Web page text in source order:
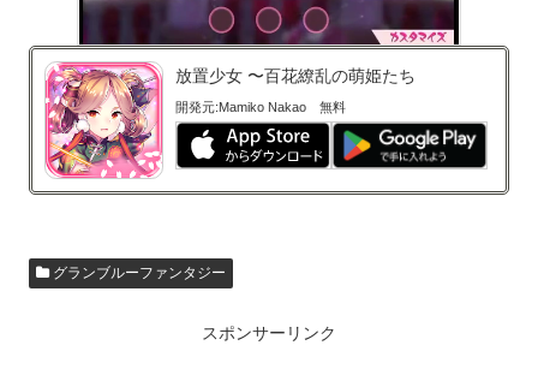
放置少女 〜百花繚乱の萌姫たち
開発元:Mamiko Nakao無料
グランブルーファンタジー
スポンサーリンク